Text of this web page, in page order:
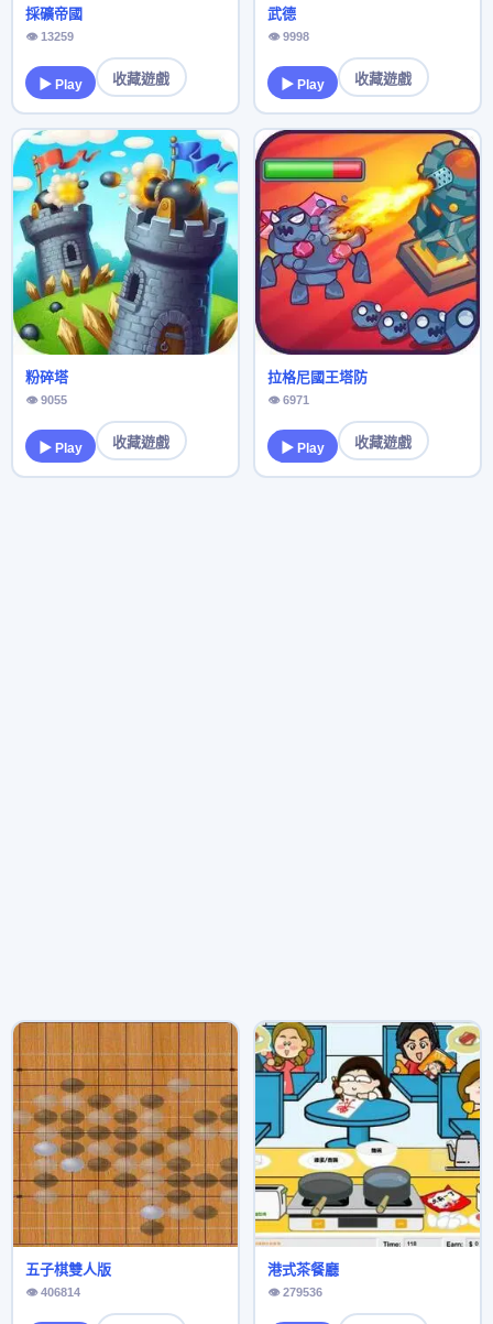
採礦帝國
👁 13259
▶ Play 收藏遊戲
武德
👁 9998
▶ Play 收藏遊戲
粉碎塔
👁 9055
▶ Play 收藏遊戲
拉格尼國王塔防
👁 6971
▶ Play 收藏遊戲
五子棋雙人版
👁 406814
港式茶餐廳
👁 279536